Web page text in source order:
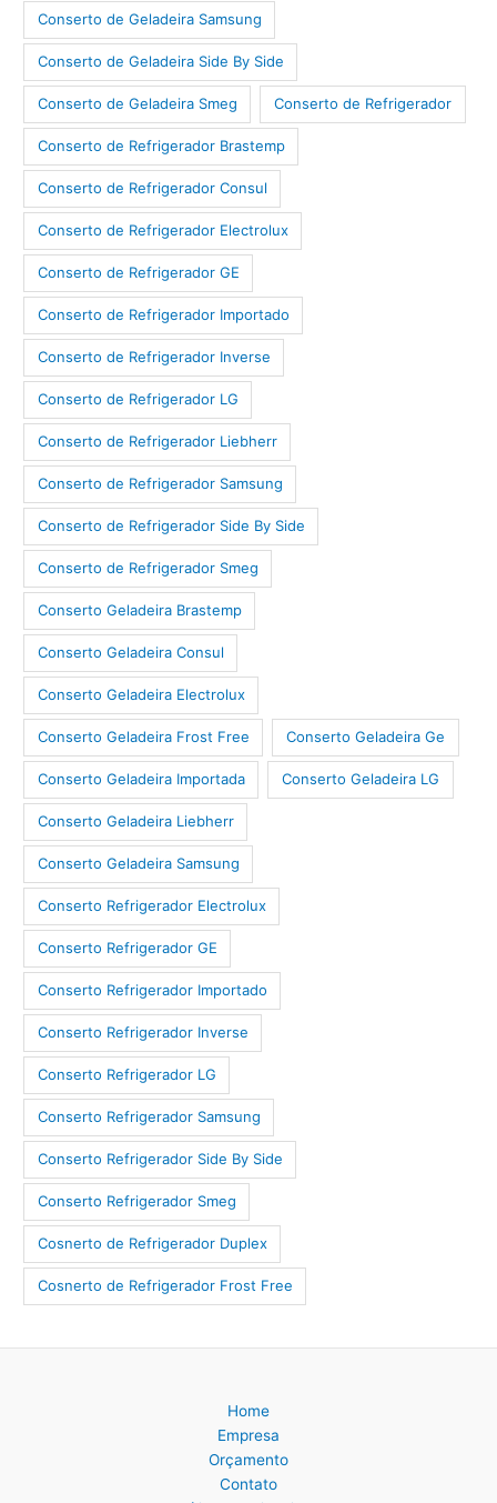
Conserto de Geladeira Samsung
Conserto de Geladeira Side By Side
Conserto de Geladeira Smeg Conserto de Refrigerador
Conserto de Refrigerador Brastemp
Conserto de Refrigerador Consul
Conserto de Refrigerador Electrolux
Conserto de Refrigerador GE
Conserto de Refrigerador Importado
Conserto de Refrigerador Inverse
Conserto de Refrigerador LG
Conserto de Refrigerador Liebherr
Conserto de Refrigerador Samsung
Conserto de Refrigerador Side By Side
Conserto de Refrigerador Smeg
Conserto Geladeira Brastemp
Conserto Geladeira Consul
Conserto Geladeira Electrolux
Conserto Geladeira Frost Free Conserto Geladeira Ge
Conserto Geladeira Importada Conserto Geladeira LG
Conserto Geladeira Liebherr
Conserto Geladeira Samsung
Conserto Refrigerador Electrolux
Conserto Refrigerador GE
Conserto Refrigerador Importado
Conserto Refrigerador Inverse
Conserto Refrigerador LG
Conserto Refrigerador Samsung
Conserto Refrigerador Side By Side
Conserto Refrigerador Smeg
Cosnerto de Refrigerador Duplex
Cosnerto de Refrigerador Frost Free
Home
Empresa
Orçamento
Contato